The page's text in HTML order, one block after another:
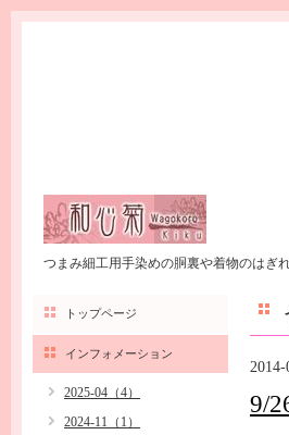
つまみ細工用手染めの胴裏や着物のはぎ
9/
トップページ
インフォメーション
2025-04（4）
2024-11（1）